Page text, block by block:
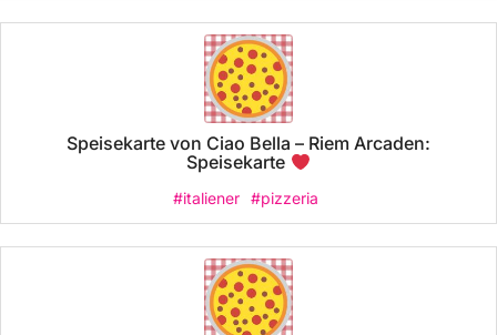
Speisekarte von Ciao Bella – Riem Arcaden:
Speisekarte
#italiener #pizzeria